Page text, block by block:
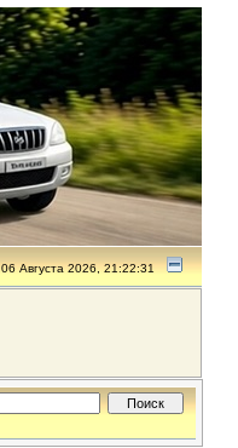
06 Августа 2026, 21:22:31